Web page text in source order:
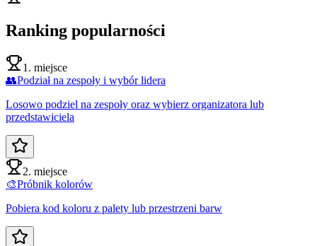
Ranking popularności
1. miejsce
👥Podział na zespoły i wybór lidera
Losowo podziel na zespoły oraz wybierz organizatora lub
przedstawiciela
2. miejsce
🎨Próbnik kolorów
Pobiera kod koloru z palety lub przestrzeni barw